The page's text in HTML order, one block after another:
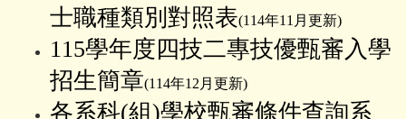
士職種類別對照表(114年11月更新)
115學年度四技二專技優甄審入學
招生簡章(114年12月更新)
各系科(組)學校甄審條件查詢系